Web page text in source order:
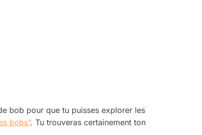
bob pour que tu puisses explorer les
bobs”. Tu trouveras certainement ton